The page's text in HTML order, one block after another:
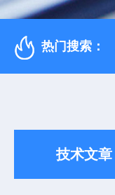
热门搜索：
技术文章